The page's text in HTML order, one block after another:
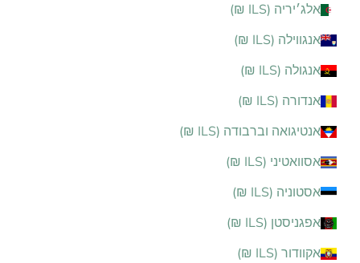
אלג׳יריה (ILS ₪)
אנגווילה (ILS ₪)
אנגולה (ILS ₪)
אנדורה (ILS ₪)
אנטיגואה וברבודה (ILS ₪)
אסוואטיני (ILS ₪)
אסטוניה (ILS ₪)
אפגניסטן (ILS ₪)
אקוודור (ILS ₪)